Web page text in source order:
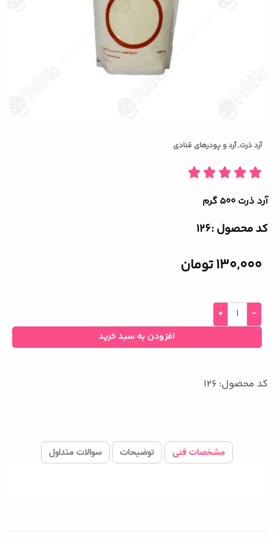
آرد ذرت,آرد و پودرهای قنادی
آرد ذرت ۵۰۰ گرم
کد محصول :‌126
130,000تومان
افزودن به سبد خرید
کد محصول: 126
مشخصات فنی توضیحات سوالات متداول